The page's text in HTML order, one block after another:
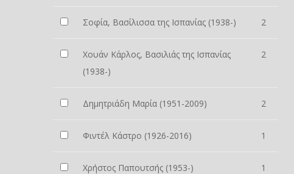
Σοφία, Βασίλισσα της Ισπανίας (1938-) 2
Χουάν Κάρλος, Βασιλιάς της Ισπανίας
(1938-)
2
Δημητριάδη Μαρία (1951-2009) 2
Φιντέλ Κάστρο (1926-2016) 1
Χρήστος Παπουτσής (1953-) 1